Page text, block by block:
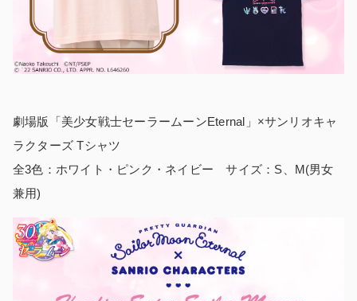
劇場版「美少女戦士セーラームーンEternal」×サンリオキャ
ラクターズ Tシャツ
全3色：ホワイト・ピンク・ネイビー サイズ：S、M(男女
兼用)